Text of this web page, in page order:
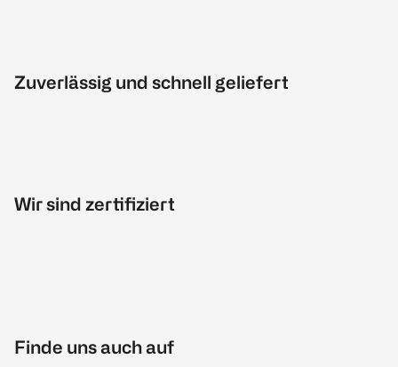
Zuverlässig und schnell geliefert
Wir sind zertifiziert
Finde uns auch auf